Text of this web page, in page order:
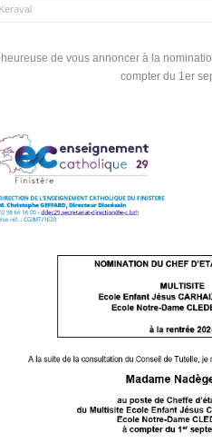
de vous annoncer à la
compter du 1er